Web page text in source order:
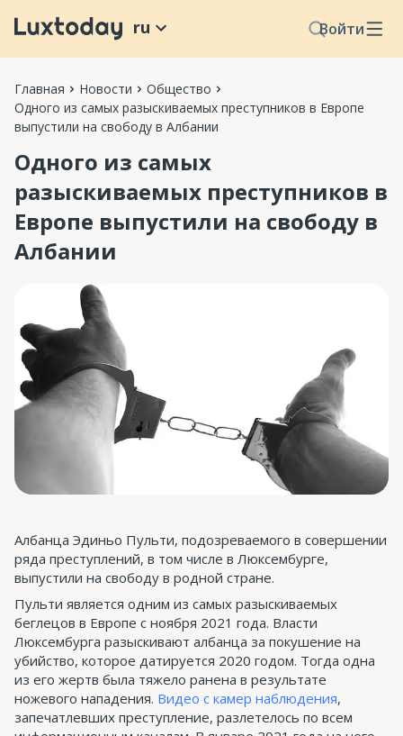
Войти
ru
Главная Новости
Общество
Одного из самых разыскиваемых преступников в Европе
выпустили на свободу в Албании
Одного из самых
разыскиваемых преступников в
Европе выпустили на свободу в
Албании
Албанца Эдиньо Пульти, подозреваемого в совершении
ряда преступлений, в том числе в Люксембурге,
выпустили на свободу в родной стране.
Пульти является одним из самых разыскиваемых
беглецов в Европе с ноября 2021 года. Власти
Люксембурга разыскивают албанца за покушение на
убийство, которое датируется 2020 годом. Тогда одна
из его жертв была тяжело ранена в результате
ножевого нападения. Видео с камер наблюдения,
запечатлевших преступление, разлетелось по всем